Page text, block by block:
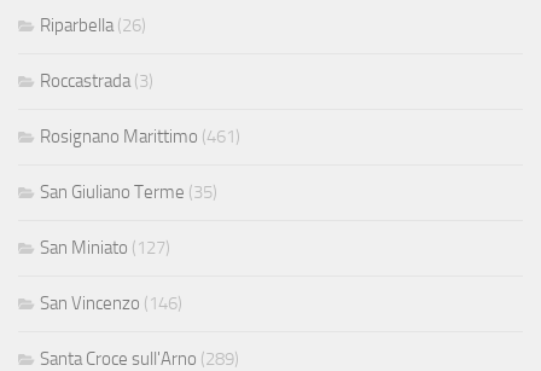
Riparbella (26)
Roccastrada (3)
Rosignano Marittimo (461)
San Giuliano Terme (35)
San Miniato (127)
San Vincenzo (146)
Santa Croce sull'Arno (289)